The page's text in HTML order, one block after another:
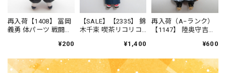
再入荷【1408】 冨岡
義勇 体パーツ 戦闘服
¥200
【SALE】【2335】 錦
木千束 喫茶リコリコ
フェ制服 ねんどろ
¥1,400
再入荷（A−ランク）
【1147】 陸奥守吉行
¥600